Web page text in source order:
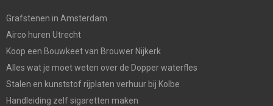
Grafstenen in Amsterdam
Airco huren Utrecht
Koop een Bouwkeet van Brouwer Nijkerk
Alles wat je moet weten over de Dopper waterfles
Stalen en kunststof rijplaten verhuur bij Kolbe
Handleiding zelf sigaretten maken